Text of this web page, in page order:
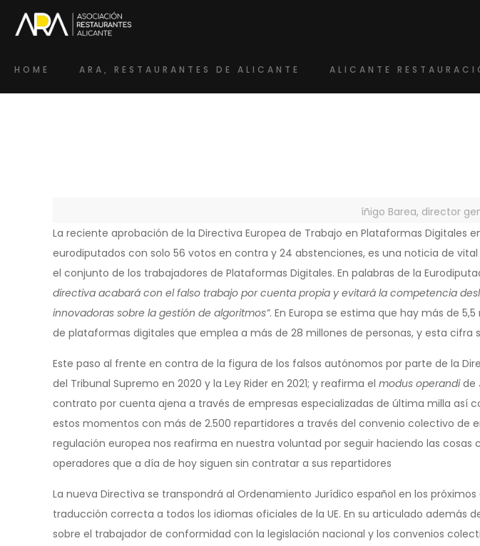
HOME ARA, RESTAURANTES DE ALICANTE ALICANTE
íñigo Barea, director
La reciente aprobación de la Directiva Europea de Trabajo en Plataformas Digitales
eurodiputados con solo 56 votos en contra y 24 abstenciones, es una noticia de
el conjunto de los trabajadores de Plataformas Digitales. En palabras de la
directiva acabará con el falso trabajo por cuenta propia y evitará la competencia
innovadoras sobre la gestión de algoritmos”. En Europa se estima que hay más de
de plataformas digitales que emplea a más de 28 millones de personas, y esta cifra
Este paso al frente en contra de la figura de los falsos autónomos por parte de la
del Tribunal Supremo en 2020 y la Ley Rider en 2021; y reafirma elmodus operandide
contrato por cuenta ajena a través de empresas especializadas de última milla
estos momentos con más de 2.500 repartidores a través del convenio colectivo de
regulación europea nos reafirma en nuestra voluntad por seguir haciendo las
operadores que a día de hoy siguen sin contratar a sus repartidores
La nueva Directiva se transpondrá al Ordenamiento Jurídico español en los
traducción correcta a todos los idiomas oficiales de la UE. En su articulado
sobre el trabajador de conformidad con la legislación nacional y los convenios